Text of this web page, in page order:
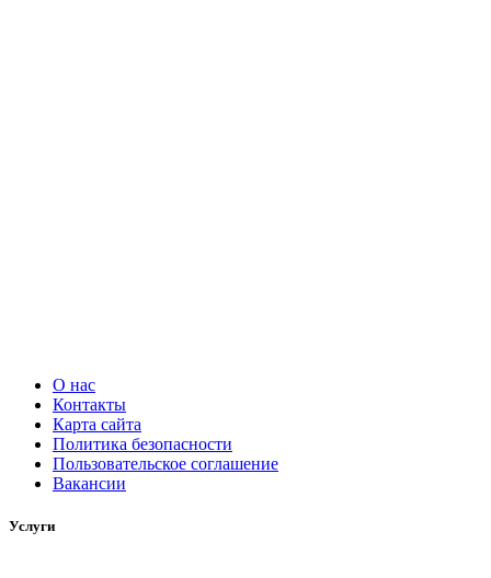
О нас
Контакты
Карта сайта
Политика безопасности
Пользовательское соглашение
Вакансии
Услуги